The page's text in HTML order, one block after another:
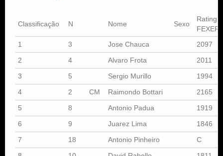
Classificação N Nome Sexo
Rating
FEXERJ
1
3 Jose Chauca
2097
2
4 Alvaro Frota
2011
3
5 Sergio Murillo
1994
4
2 CM Raimondo Bottari
2165
5
8 Antonio Padua
1919
6
9 Juarez Lima
1846
7
18 Antonio Pinheiro
C